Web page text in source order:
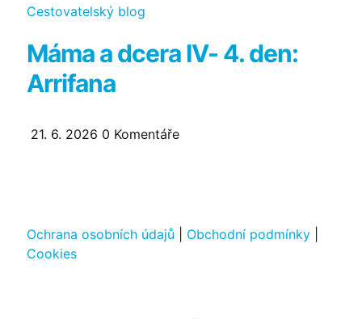
Kategorie
Cestovatelský blog
Máma a dcera IV- 4. den:
Arrifana
21. 6. 2026 0 Komentáře
Ochrana osobních údajů Obchodní podmínky
Cookies